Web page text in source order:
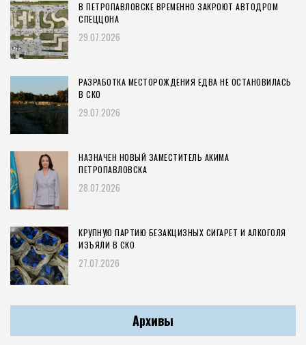
В ПЕТРОПАВЛОВСКЕ ВРЕМЕННО ЗАКРОЮТ АВТОДРОМ
СПЕЦЦОНА
29.07.2026
РАЗРАБОТКА МЕСТОРОЖДЕНИЯ ЕДВА НЕ ОСТАНОВИЛАСЬ
В СКО
29.07.2026
НАЗНАЧЕН НОВЫЙ ЗАМЕСТИТЕЛЬ АКИМА
ПЕТРОПАВЛОВСКА
28.07.2026
КРУПНУЮ ПАРТИЮ БЕЗАКЦИЗНЫХ СИГАРЕТ И АЛКОГОЛЯ
ИЗЪЯЛИ В СКО
27.07.2026
Архивы